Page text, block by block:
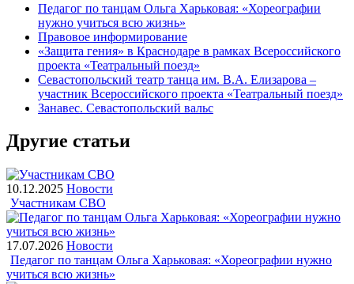
Педагог по танцам Ольга Харьковая: «Хореографии
нужно учиться всю жизнь»
Правовое информирование
«Защита гения» в Краснодаре в рамках Всероссийского
проекта «Театральный поезд»
Севастопольский театр танца им. В.А. Елизарова –
участник Всероссийского проекта «Театральный поезд»
Занавес. Севастопольский вальс
Другие статьи
10.12.2025 Новости
Участникам СВО
17.07.2026 Новости
Педагог по танцам Ольга Харьковая: «Хореографии нужно
учиться всю жизнь»